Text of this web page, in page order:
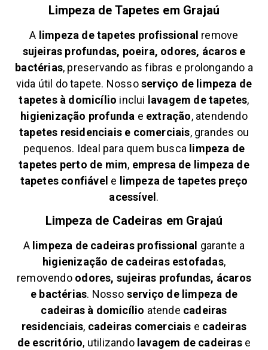
Limpeza de Tapetes em Grajaú
A limpeza de tapetes profissional remove
sujeiras profundas, poeira, odores, ácaros e
bactérias, preservando as fibras e prolongando a
vida útil do tapete. Nossoserviço de limpeza de
tapetes à domicílio inclui lavagem de tapetes,
higienização profunda e extração, atendendo
tapetes residenciais e comerciais, grandes ou
pequenos. Ideal para quem busca limpeza de
tapetes perto de mim, empresa de limpeza de
tapetes confiável e limpeza de tapetes preço
acessível .
Limpeza de Cadeiras em Grajaú
A limpeza de cadeiras profissional garante a
higienização de cadeiras estofadas,
removendoodores, sujeiras profundas, ácaros
e bactérias. Nosso serviço de limpeza de
cadeiras à domicílio atende cadeiras
residenciais, cadeiras comerciais e cadeiras
de escritório, utilizando lavagem de cadeirase